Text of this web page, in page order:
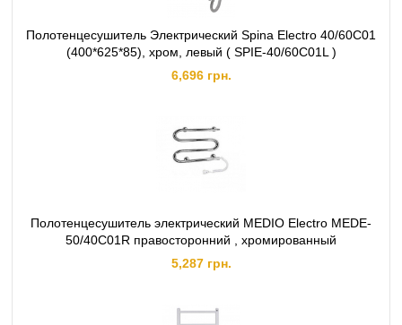
Полотенцесушитель Электрический Spina Eleсtro 40/60C01
(400*625*85), хром, левый ( SPIE-40/60C01L )
6,696 грн.
Полотенцесушитель электрический MEDIO Electro MEDE-
50/40C01R правосторонний , хромированный
5,287 грн.